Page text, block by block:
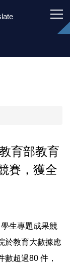
育部教育
賽，獲全
生專題成果競
於教育大數據應
數超過80 件，